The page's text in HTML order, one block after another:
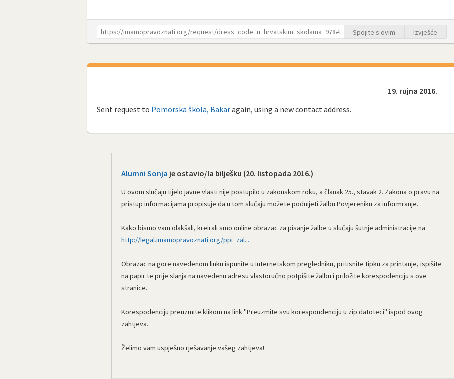
Spojite s ovim Izvješće
19. rujna 2016.
Sent request to Pomorska škola, Bakaragain, using a new contact address.
Alumni Sonja je ostavio/la bilješku (20. listopada 2016.)
U ovom slučaju tijelo javne vlasti nije postupilo u zakonskom roku, a članak 25., stavak 2. Zakona o pravu na
pristup informacijama propisuje da u tom slučaju možete podnijeti žalbu Povjereniku za informranje.
Kako bismo vam olakšali, kreirali smo online obrazac za pisanje žalbe u slučaju šutnje administracije na
http://legal.imamopravoznati.org/ppi_zal...
Obrazac na gore navedenom linku ispunite u internetskom pregledniku, pritisnite tipku za printanje, ispišite
na papir te prije slanja na navedenu adresu vlastoručno potpišite žalbu i priložite korespodenciju s ove
stranice.
Korespodenciju preuzmite klikom na link "Preuzmite svu korespondenciju u zip datoteci" ispod ovog
zahtjeva.
Želimo vam uspješno rješavanje vašeg zahtjeva!